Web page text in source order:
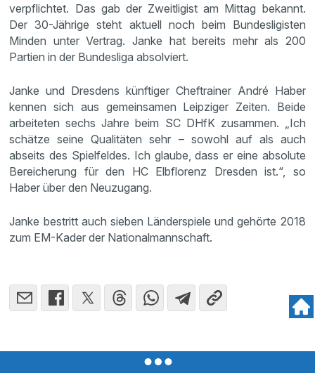
verpflichtet. Das gab der Zweitligist am Mittag bekannt.
Der 30-Jährige steht aktuell noch beim Bundesligisten
Minden unter Vertrag. Janke hat bereits mehr als 200
Partien in der Bundesliga absolviert.
Janke und Dresdens künftiger Cheftrainer André Haber
kennen sich aus gemeinsamen Leipziger Zeiten. Beide
arbeiteten sechs Jahre beim SC DHfK zusammen. „Ich
schätze seine Qualitäten sehr – sowohl auf als auch
abseits des Spielfeldes. Ich glaube, dass er eine absolute
Bereicherung für den HC Elbflorenz Dresden ist.“, so
Haber über den Neuzugang.
Janke bestritt auch sieben Länderspiele und gehörte 2018
zum EM-Kader der Nationalmannschaft.